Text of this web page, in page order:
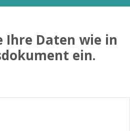
Ihre Daten wie in
ein.